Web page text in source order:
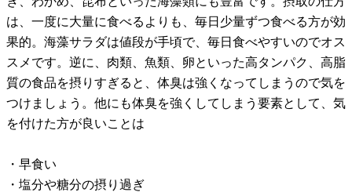
は、一度に大量に食べるよりも、毎日少量ずつ食べる方が効
果的。海藻サラダは値段が手頃で、毎日食べやすいのでオス
スメです。逆に、肉類、魚類、卵といった高タンパク、高脂
質の食品を摂りすぎると、体臭は強くなってしまうので気を
つけましょう。他にも体臭を強くしてしまう要素として、気
を付けた方が良いことは
・早食い
・塩分や糖分の摂り過ぎ